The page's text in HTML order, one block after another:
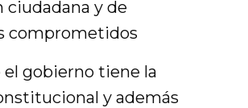
y de
comprometidos
el gobierno tiene la
y además